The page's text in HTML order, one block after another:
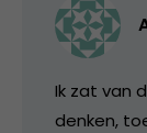
Ik zat van
denken,